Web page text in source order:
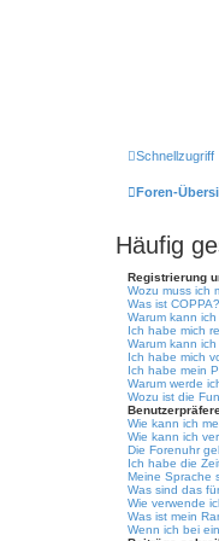
Schnellzugriff
Foren-
Häufig
Registrierung
Wozu muss ich
Was ist COPPA?
Warum kann
Ich habe mich
Warum kann
Ich habe mich
Ich habe mein
Warum werde
Wozu ist die
Wie kann ich
Wie kann ich
Die Forenuhr
Ich habe die
Meine Sprache
Was sind das
Wie verwende
Was ist mein
Wenn ich bei